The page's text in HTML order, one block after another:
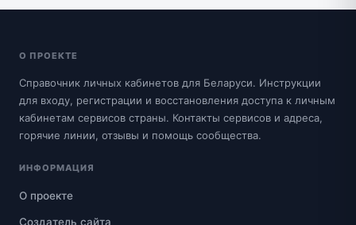
О ПРОЕКТЕ
Справочник личных кабинетов для Беларуси. Инструкции
для входу, регистрации и восстановления доступа к личным
кабинетам сервисов страны. Контакты сервисов и адреса,
горячие линии, отзывы и помощь сообщества.
ИНФОРМАЦИЯ
О проекте
Создатель сайта